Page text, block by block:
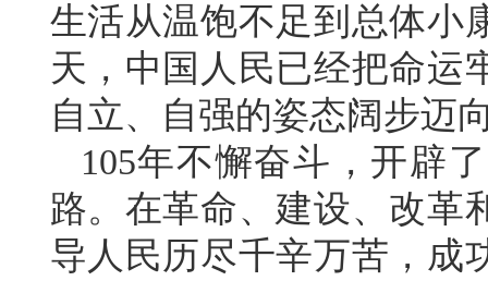
生活从温饱不足到总体小
天，中国人民已经把命运
自立、自强的姿态阔步迈
105年不懈奋斗，开辟
路。在革命、建设、改革
导人民历尽千辛万苦，成